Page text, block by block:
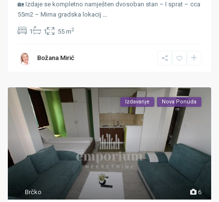
🏡 Izdaje se kompletno namješten dvosoban stan – I sprat – cca
55m2 – Mirna gradska lokacij ...
1 1 55 m2
Božana Mirić
6
Brčko
Izdavanje Nova Ponuda